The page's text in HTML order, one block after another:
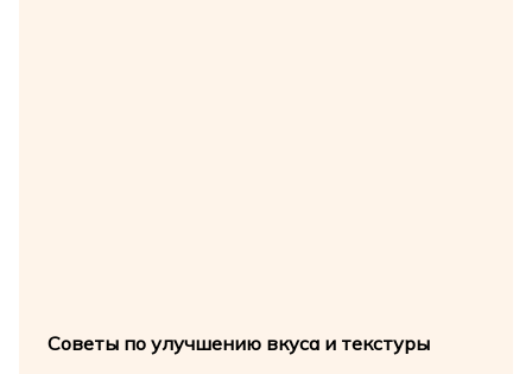
Советы по улучшению вкуса и текстуры